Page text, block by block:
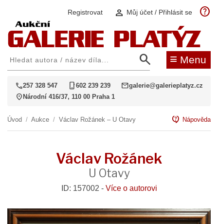
Registrovat person Můj účet / Přihlásit se help
search ≡ Menu
call257 328 547 phone_iphone602 239 239 mailgalerie@galerieplatyz.cz
location_on Národní 416/37, 110 00 Praha 1
Úvod / Aukce / Václav Rožánek – U Otavy contact_support Nápověda
Václav Rožánek
U Otavy
ID: 157002 - Více o autorovi